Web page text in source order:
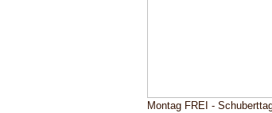
Montag FREI -